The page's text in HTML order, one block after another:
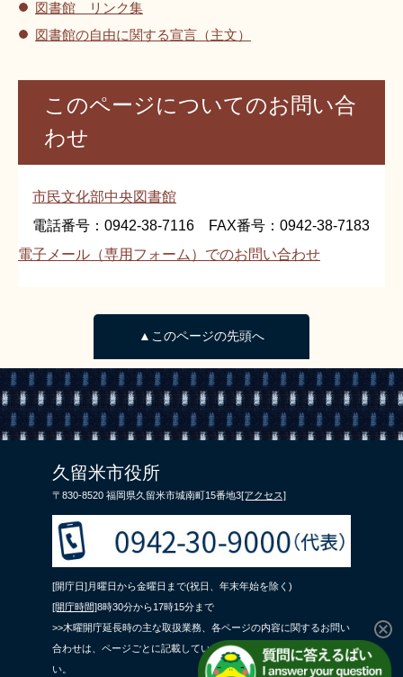
図書館 リンク集
図書館の自由に関する宣言（主文）
このページについてのお問い合
わせ
市民文化部中央図書館
電話番号：0942-38-7116 FAX番号：0942-38-7183
電子メール（専用フォーム）でのお問い合わせ
▲このページの先頭へ
久留米市役所
〒830-8520 福岡県久留米市城南町15番地3[アクセス]
[開庁日]月曜日から金曜日まで(祝日、年末年始を除く)
[開庁時間]8時30分から17時15分まで
>>木曜開庁延長時の主な取扱業務、各ページの内容に関するお問い
合わせは、ページごとに記載している問合せ先までご連絡くださ
い。